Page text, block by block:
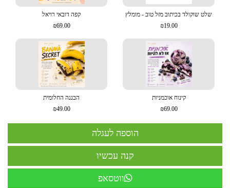
שלט שוקולד בכיתוב מזל טוב - מומלץ
₪19.00
קפה דובאי רויאל
₪69.00
קינוח אוכמניות
₪69.00
הבננה החלומית
₪49.00
ווטסאפ